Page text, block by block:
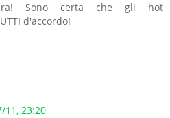
Sono certa che gli hot
d'accordo!
11, 23:20